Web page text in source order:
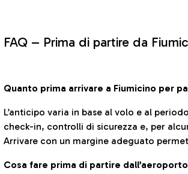
FAQ – Prima di partire da
Quanto prima arrivare a Fiumicino per
L’anticipo varia in base al volo e al
check-in, controlli di sicurezza e, per
Arrivare con un margine adeguato
Cosa fare prima di partire